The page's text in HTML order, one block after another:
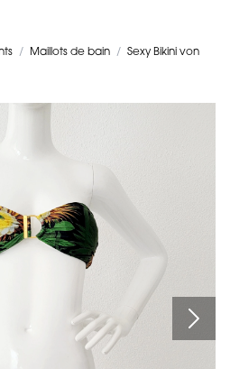
/ Maillots de bain / Sexy Bikini von